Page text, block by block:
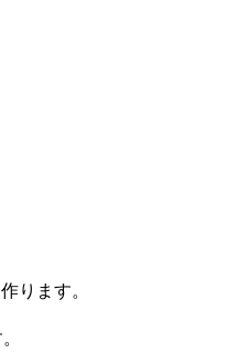
ります。